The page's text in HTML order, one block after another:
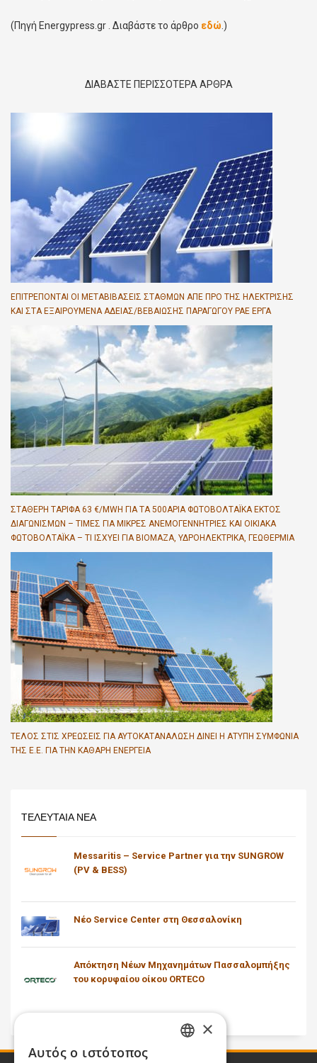
(Πηγή Energypress.gr . Διαβάστε το άρθρο εδώ .)
ΔΙΑΒΑΣΤΕ ΠΕΡΙΣΣΟΤΕΡΑ ΑΡΘΡΑ
EΠΙΤΡΈΠΟΝΤΑΙ ΟΙ ΜΕΤΑΒΙΒΆΣΕΙΣ ΣΤΑΘΜΏΝ ΑΠΕ ΠΡΟ ΤΗΣ ΗΛΈΚΤΡΙΣΗΣ
ΚΑΙ ΣΤΑ ΕΞΑΙΡΟΎΜΕΝΑ ΑΔΕΊΑΣ/ΒΕΒΑΊΩΣΗΣ ΠΑΡΑΓΩΓΟΎ ΡΑΕ ΈΡΓΑ
ΣΤΑΘΕΡΉ ΤΑΡΊΦΑ 63 €/MWH ΓΙΑ ΤΑ 500ΆΡΙΑ ΦΩΤΟΒΟΛΤΑΪΚΆ ΕΚΤΌΣ
ΔΙΑΓΩΝΙΣΜΏΝ – ΤΙΜΈΣ ΓΙΑ ΜΙΚΡΈΣ ΑΝΕΜΟΓΕΝΝΉΤΡΙΕΣ ΚΑΙ ΟΙΚΙΑΚΆ
ΦΩΤΟΒΟΛΤΑΪΚΆ – ΤΙ ΙΣΧΎΕΙ ΓΙΑ ΒΙΟΜΆΖΑ, ΥΔΡΟΗΛΕΚΤΡΙΚΆ, ΓΕΩΘΕΡΜΊΑ
ΤΈΛΟΣ ΣΤΙΣ ΧΡΕΏΣΕΙΣ ΓΙΑ ΑΥΤΟΚΑΤΑΝΆΛΩΣΗ ΔΊΝΕΙ Η ΆΤΥΠΗ ΣΥΜΦΩΝΊΑ
ΤΗΣ Ε.Ε. ΓΙΑ ΤΗΝ ΚΑΘΑΡΉ ΕΝΈΡΓΕΙΑ
ΤΕΛΕΥΤΑΙΑ ΝΕΑ
Messaritis – Service Partner για την SUNGROW
(PV & BESS)
Νέο Service Center στη Θεσσαλονίκη
Απόκτηση Νέων Μηχανημάτων Πασσαλομπήξης
του κορυφαίου οίκου ORTECO
×
Αυτός ο ιστότοπος